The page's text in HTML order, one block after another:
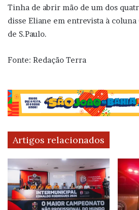
Tinha de abrir mão de um dos
disse Eliane em entrevista à
de S.Paulo.
Fonte: Redação Terra
Artigos relacionados